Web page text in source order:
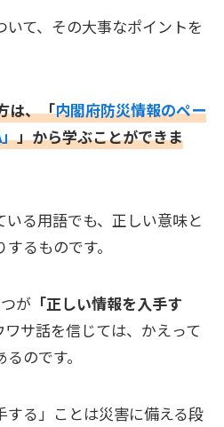
て、その大事なポイントを
は、「内閣府防災情報のペー
」から学ぶことができま
る用語でも、正しい意味と
るものです。
が「正しい情報を入手す
ワサ話を信じては、かえって
のです。
する」ことは災害に備える段